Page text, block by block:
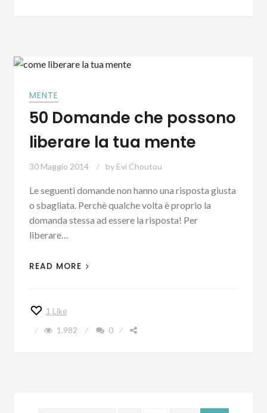
MENTE
50 Domande che possono
liberare la tua mente
30 Maggio 2014 by Evi Choutou
Le seguenti domande non hanno una risposta giusta
o sbagliata. Perchè qualche volta è proprio la
domanda stessa ad essere la risposta! Per
liberare…
READ MORE
1 Like
1.982
0